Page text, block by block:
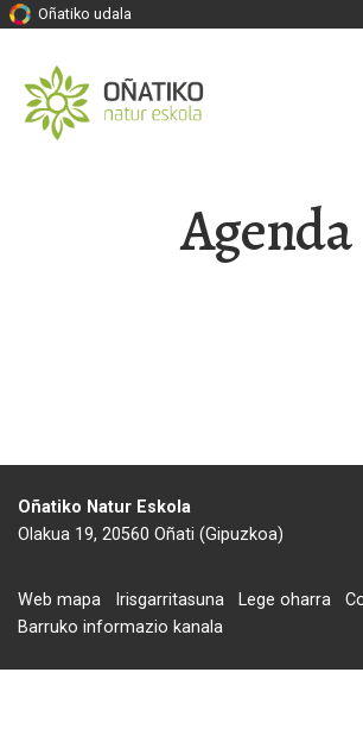
Oñatiko udala
Agenda
Oñatiko Natur Eskola
Olakua 19, 20560 Oñati (Gipuzkoa)
Web mapa Irisgarritasuna Lege oharra
Barruko informazio kanala